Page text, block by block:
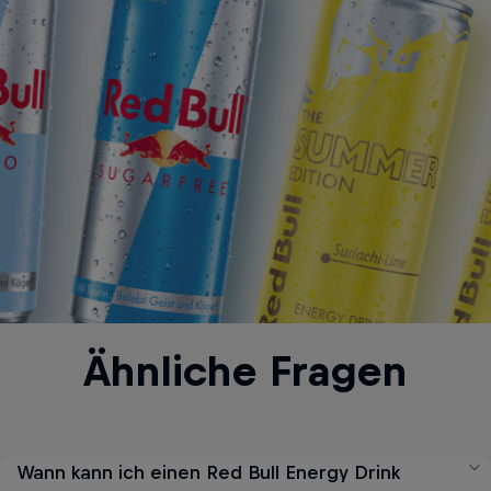
Ähnliche Fragen
Wann kann ich einen Red Bull Energy Drink